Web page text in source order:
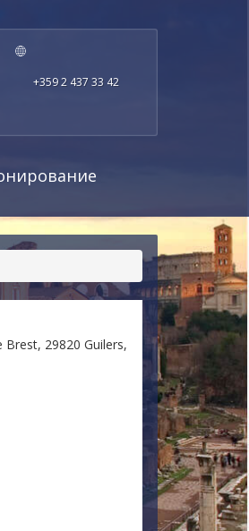
+359 2 437 33 42
Brest, 29820 Guilers,